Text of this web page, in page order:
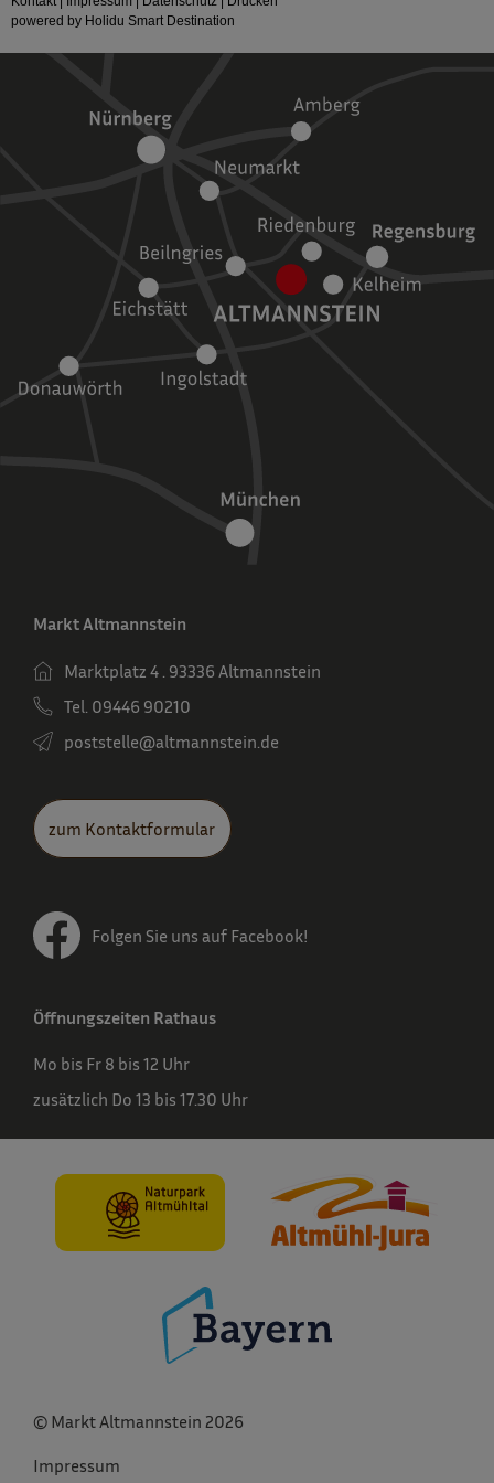
powered by Holidu Smart Destination
Markt Altmannstein
Marktplatz 4 . 93336 Altmannstein
Tel. 09446 90210
poststelle­@altmannstein.de
zum Kontaktformular
Folgen Sie uns auf Facebook!
Öffnungszeiten Rathaus
Mo bis Fr 8 bis 12 Uhr
zusätzlich Do 13 bis 17.30 Uhr
© Markt Altmannstein 2026
Impressum